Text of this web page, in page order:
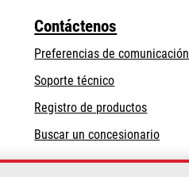
Contáctenos
Preferencias de comunicación
Soporte técnicoopens
in
a
new
tab
Registro de productos
Buscar un concesionario